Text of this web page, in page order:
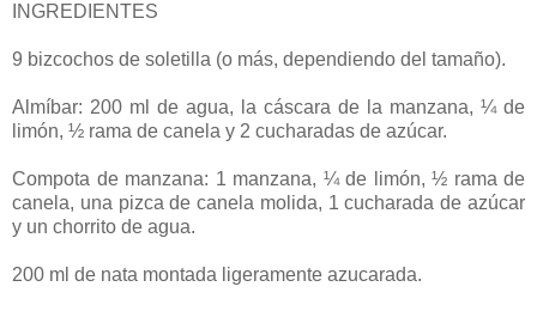
INGREDIENTES
9 bizcochos de soletilla (o más, dependiendo del tamaño).
Almíbar: 200 ml de agua, la cáscara de la manzana, ¼ de
limón, ½ rama de canela y 2 cucharadas de azúcar.
Compota de manzana: 1 manzana, ¼ de limón, ½ rama de
canela, una pizca de canela molida, 1 cucharada de azúcar
y un chorrito de agua.
200 ml de nata montada ligeramente azucarada.